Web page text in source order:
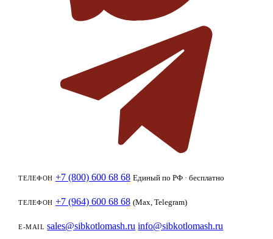
ТЕЛЕФОН +7 (800) 600 68 68 Единый по РФ · бесплатно
ТЕЛЕФОН +7 (964) 600 68 68 (Max, Telegram)
E-MAIL sales@sibkotlomash.ru info@sibkotlomash.ru